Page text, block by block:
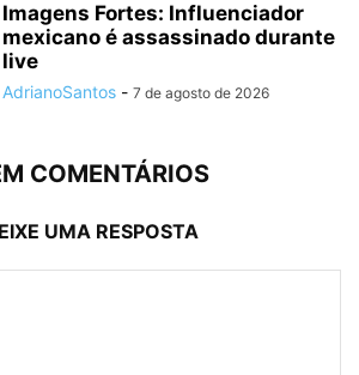
Imagens Fortes: Influenciador
mexicano é assassinado durante
live
AdrianoSantos - 7 de agosto de 2026
COMENTÁRIOS
UMA RESPOSTA